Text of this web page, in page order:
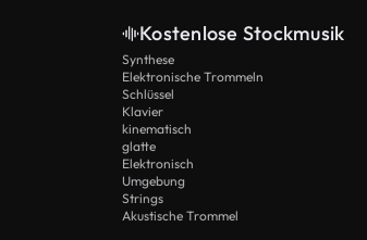
Kostenlose Stockmusik
Synthese
Elektronische Trommeln
Schlüssel
Klavier
kinematisch
glatte
Elektronisch
Umgebung
Strings
Akustische Trommel